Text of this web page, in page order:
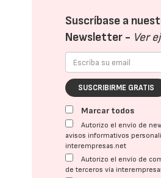
Suscríbase a
Newsletter - Ver
SUSCRIBIRME GRATIS
Marcar todos
Autorizo el envío de
avisos informativos
interempresas.net
Autorizo el envío de
de terceros vía